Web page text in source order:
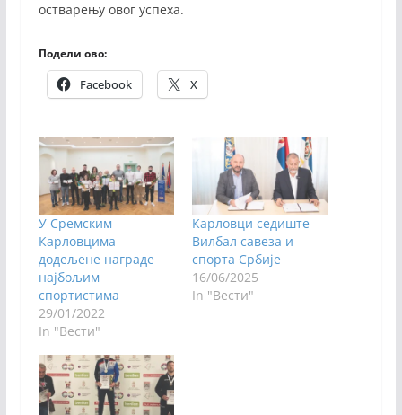
остварењу овог успеха.
Подели ово:
Facebook X
У Сремским
Карловцима
додељене награде
најбољим
спортистима
29/01/2022
In "Вести"
Карловци седиште
Вилбал савеза и
спорта Србије
16/06/2025
In "Вести"